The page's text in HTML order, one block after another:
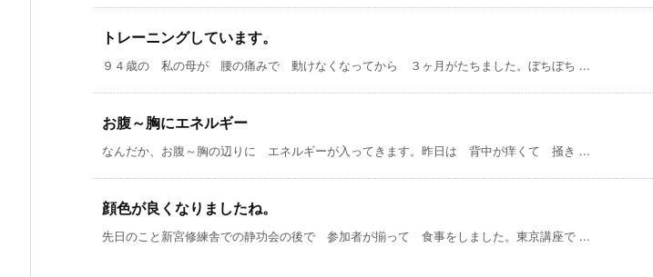
トレーニングしています。
９４歳の 私の母が 腰の痛みで 動けなくなってから ３ヶ月がたちました。ぼちぼち ...
お腹～胸にエネルギー
なんだか、お腹～胸の辺りに エネルギーが入ってきます。昨日は 背中が痒くて 掻き ...
顔色が良くなりましたね。
先日のこと新宮修練舎での静功会の後で 参加者が揃って 食事をしました。東京講座で ...